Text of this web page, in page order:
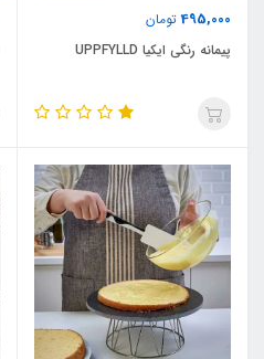
495,000تومان
پیمانه رنگی ایکیا UPPFYLLD